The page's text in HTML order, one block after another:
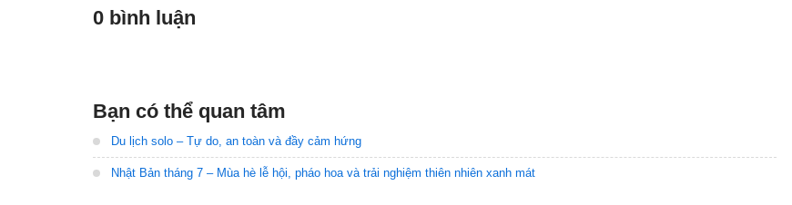
0 bình luận
Bạn có thể quan tâm
Du lịch solo – Tự do, an toàn và đầy cảm hứng
Nhật Bản tháng 7 – Mùa hè lễ hội, pháo hoa và trải nghiệm thiên nhiên xanh mát